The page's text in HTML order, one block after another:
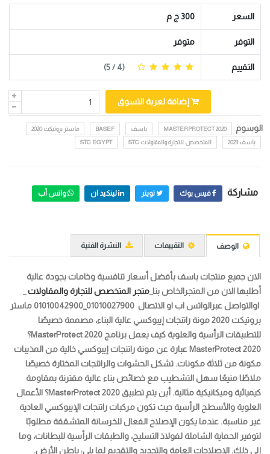
السعر 300 ج م
التوفر متوفر
التقييم (
4
/ 5)
إضافة لعربة التسوق
الوسوم MASTERPROTECT 2020 باسف BASEF
ماستر بروتيكت 2020
باسف 2023
المتخصص للتجارة والمقاولات STC STC EGYPT
مشاركة فيس بوك تويتر لينكيد ان واتس أب
الوصف التقييمات النشرة الفنية
الان جميع منتجات باسف بأفضل أسعار تنافسية وخامات بجودة عالية
أطلبها الان من المتجرالخاص بنا_ متجر المتخصص للتجارة والمقاولات
اوالتواصل عبرالواتس اب او الاتصال 01010027900_01010042900
ماستر
بروتيكت 2020
مونة راتنجات إيبوكسي عالية البناء، مصممة خصيصًا
للتطبيقات الرأسية والعلوية كيف يعمل برنامج MasterProtect 2020؟
MasterProtect 2020 عبارة عن مونة راتنجات إيبوكسي خالية من المذيبات
مكونة من ثلاثة مكونات. تشكل الحشوات والراتنجات المختارة خصيصًا
ملاطًا منيعًا سهل التشطيب مع خصائص بناء عالية مقترنة بمقاومة
كيميائية وميكانيكية مثالية. أين يتم تطبيقMasterProtect 2020؟ الأعمال
العلوية والأسطح الرأسية حيث تكون مركبات راتنجات الإيبوكسي العادية
غير مناسبة. عندما يكون الإصلاح الفعال للخرسانة المتشققة مطلوبًا
لتوفير الحماية الشاملة لفولاذ التسليح، والطبقات الرأسية للبطانات، وما
إلى ذلك. الإصلاحات العامة والتجديد والتقديم لما يلي: باطن الأرض.